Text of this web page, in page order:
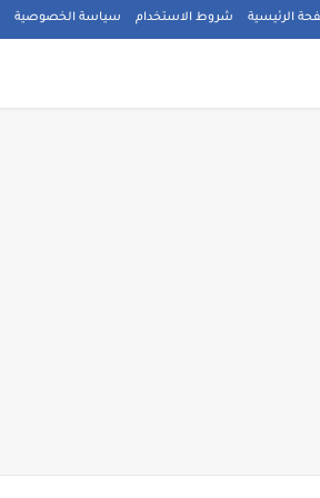
الرئيسية شروط الاستخدام سياسة الخصوصية